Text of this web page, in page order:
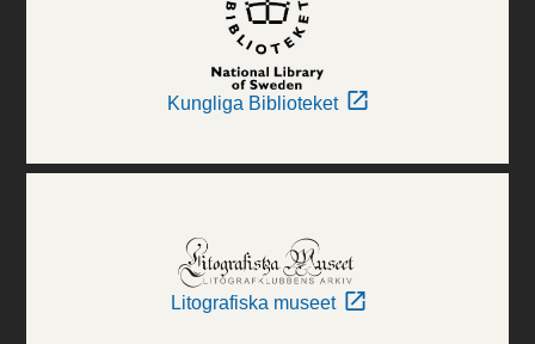
Kungliga Biblioteket
Litografiska museet